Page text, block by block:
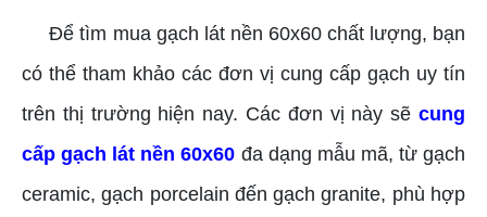
Để tìm mua gạch lát nền 60x60 chất lượng, bạn
có thể tham khảo các đơn vị cung cấp gạch uy tín
trên thị trường hiện nay. Các đơn vị này sẽ cung
cấp gạch lát nền 60x60 đa dạng mẫu mã, từ gạch
ceramic, gạch porcelain đến gạch granite, phù hợp